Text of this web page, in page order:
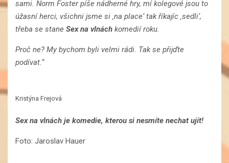
sami. Norm Foster píše nádherné hry, mí kolegové jsou to
úžasní herci, všichni jsme si ‚na place‘ tak říkajíc ‚sedli‘,
třeba se stane Sex na vlnách komedií roku.
Proč ne? My bychom byli velmi rádi. Tak se přijďte
podívat.“
Kristýna Frejová
Sex na vlnách je komedie, kterou si nesmíte nechat ujít!
Foto: Jaroslav Hauer